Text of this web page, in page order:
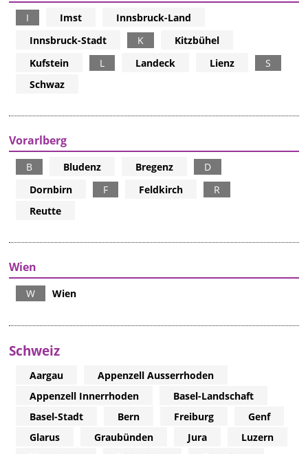
I Imst
Innsbruck-Land
Innsbruck-Stadt
K
Kitzbühel
Kufstein
L Landeck Lienz
S
Schwaz
Vorarlberg
B Bludenz Bregenz
D
Dornbirn
F Feldkirch
R
Reutte
Wien
W Wien
Schweiz
Aargau
Appenzell Ausserrhoden
Appenzell Innerrhoden
Basel-Landschaft
Basel-Stadt
Bern Freiburg
Genf
Glarus
Graubünden Jura
Luzern